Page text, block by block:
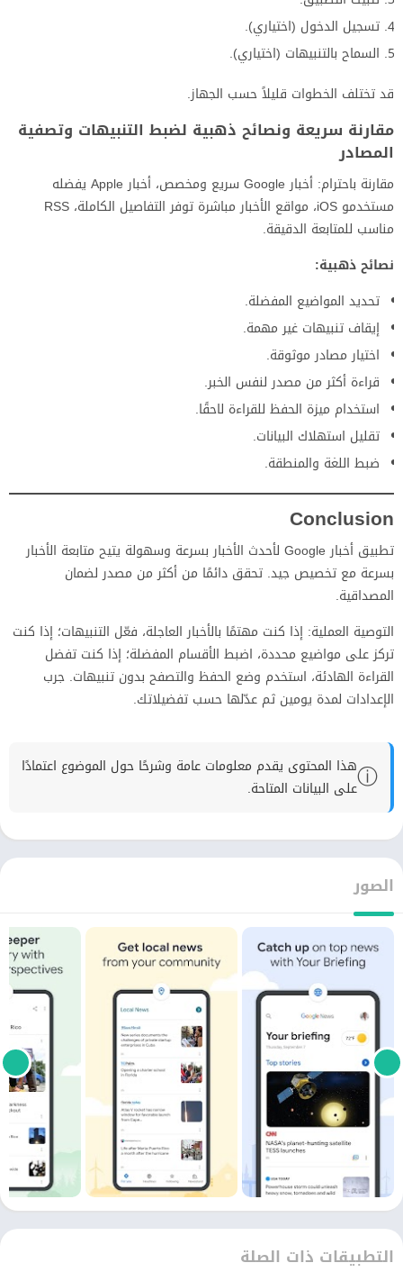
تسجيل الدخول (اختياري).
السماح بالتنبيهات (اختياري).
قد تختلف الخطوات قليلاً حسب الجهاز.
مقارنة سريعة ونصائح ذهبية لضبط التنبيهات وتصفية
المصادر
مقارنة باحترام: أخبار Google سريع ومخصص، أخبار Apple يفضله
مستخدمو iOS، مواقع الأخبار مباشرة توفر التفاصيل الكاملة، RSS
مناسب للمتابعة الدقيقة.
نصائح ذهبية:
تحديد المواضيع المفضلة.
إيقاف تنبيهات غير مهمة.
اختيار مصادر موثوقة.
قراءة أكثر من مصدر لنفس الخبر.
استخدام ميزة الحفظ للقراءة لاحقًا.
تقليل استهلاك البيانات.
ضبط اللغة والمنطقة.
Conclusion
تطبيق أخبار Google لأحدث الأخبار بسرعة وسهولة يتيح متابعة الأخبار
بسرعة مع تخصيص جيد. تحقق دائمًا من أكثر من مصدر لضمان
المصداقية.
التوصية العملية: إذا كنت مهتمًا بالأخبار العاجلة، فعّل التنبيهات؛ إذا كنت
تركز على مواضيع محددة، اضبط الأقسام المفضلة؛ إذا كنت تفضل
القراءة الهادئة، استخدم وضع الحفظ والتصفح بدون تنبيهات. جرب
الإعدادات لمدة يومين ثم عدّلها حسب تفضيلاتك.
ⓘهذا المحتوى يقدم معلومات عامة وشرحًا حول الموضوع اعتمادًا
على البيانات المتاحة.
الصور
التطبيقات ذات الصلة